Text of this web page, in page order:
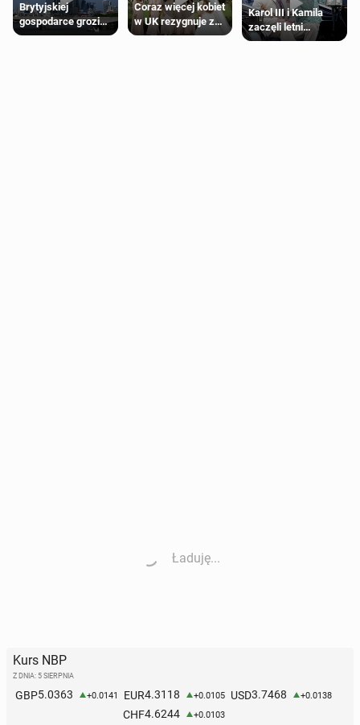
Brytyjskiej
gospodarce grozi
recesja, jeśli
Coraz więcej kobiet
w UK rezygnuje z
roli druhny na
Karol III i Kamila
zaczęli letni
odpoczynek po
Ładuję...
Kurs NBP
Z DNIA: 5 SIERPNIA
GBP5.0363 +0.0141 EUR4.3118 +0.0105 USD3.7468 +0.0138
CHF4.6244 +0.0103